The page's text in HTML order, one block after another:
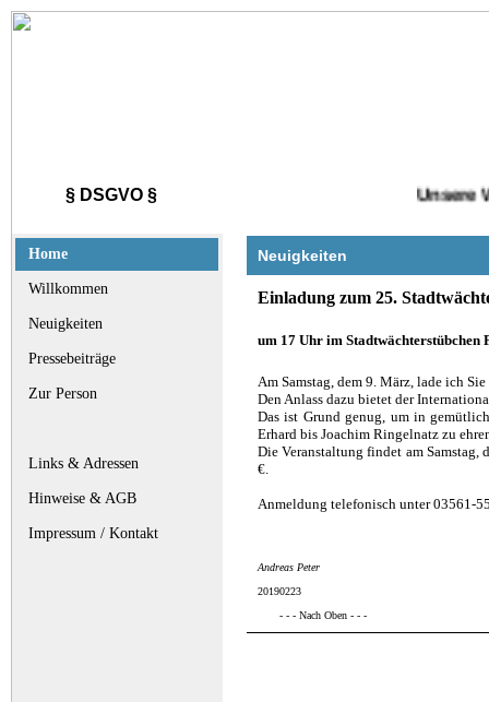
Home
Willkommen
Neuigkeiten
Pressebeiträge
Zur Person
Links & Adressen
Hinweise & AGB
Impressum / Kontakt
Unsere
§ DSGVO §
Neuigkeiten
Einladung zum 25.
um 17 Uhr im
Am Samstag, dem 9. März, lade ich
Den Anlass dazu bietet der
Das ist Grund genug, um in
Erhard bis Joachim Ringelnatz zu
Die Veranstaltung findet am
€.
Anmeldung telefonisch unter 03561-
Andreas Peter
20190223
- - - Nach Oben - - -